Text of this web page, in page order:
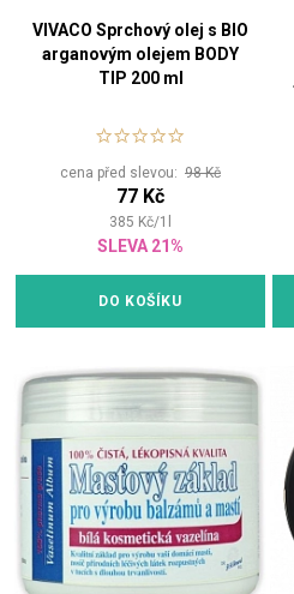
VIVACO Sprchový olej s BIO
arganovým olejem BODY
TIP 200 ml
cena před slevou: 98 Kč
77 Kč
385 Kč/1
SLEVA 21%
DO KOŠÍKU